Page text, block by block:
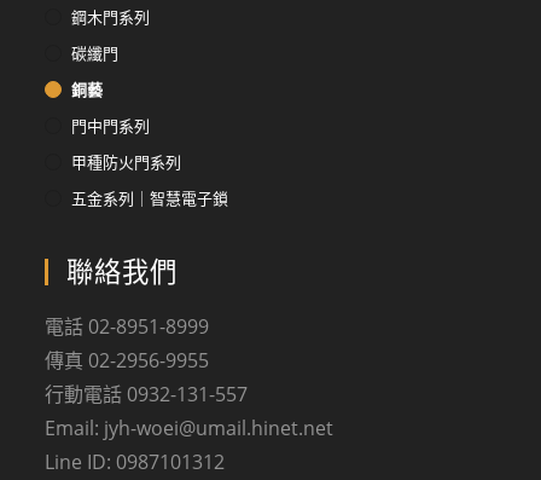
鋼木門系列
碳纖門
銅藝
門中門系列
甲種防火門系列
五金系列｜智慧電子鎖
聯絡我們
電話 02-8951-8999
傳真 02-2956-9955
行動電話 0932-131-557
Email: jyh-woei@umail.hinet.net
Line ID: 0987101312